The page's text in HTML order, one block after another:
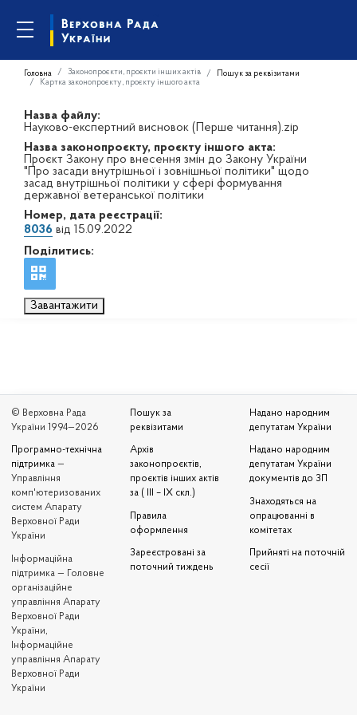
Головна Законопроєкти, проєкти інших актів
Пошук за реквізитами
Картка законопроєкту, проєкту іншого акта
Назва файлу:
Науково-експертний висновок (Перше читання).zip
Назва законопроєкту, проєкту іншого акта:
Проєкт Закону про внесення змін до Закону України
"Про засади внутрішньої і зовнішньої політики" щодо
засад внутрішньої політики у сфері формування
державної ветеранської політики
Номер, дата реєстрації:
8036 від 15.09.2022
Поділитись:
Завантажити
© Верховна Рада
України 1994—2026
Програмно-технічна
підтримка —
Управління
комп'ютеризованих
систем Апарату
Верховної Ради
України
Iнформаційна
підтримка — Головне
організаційне
управління Апарату
Верховної Ради
України,
Інформаційне
управління Апарату
Верховної Ради
України
Пошук за
реквізитами
Архів
законопроєктів,
проєктів інших актів
за ( III – IX скл.)
Правила
оформлення
Зареєстровані за
поточний тиждень
Надано народним
депутатам України
Надано народним
депутатам України
документів до ЗП
Знаходяться на
опрацюванні в
комітетах
Прийняті на поточній
сесії